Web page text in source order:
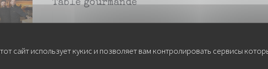
сайт использует кукис и позволяет вам контролировать сервисы
Table gourmande